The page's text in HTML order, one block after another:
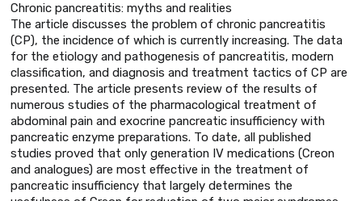
Chronic pancreatitis: myths and realities
The article discusses the problem of chronic pancreatitis
(CP), the incidence of which is currently increasing. The data
for the etiology and pathogenesis of pancreatitis, modern
classification, and diagnosis and treatment tactics of CP are
presented. The article presents review of the results of
numerous studies of the pharmacological treatment of
abdominal pain and exocrine pancreatic insufficiency with
pancreatic enzyme preparations. To date, all published
studies proved that only generation IV medications (Creon
and analogues) are most effective in the treatment of
pancreatic insufficiency that largely determines the